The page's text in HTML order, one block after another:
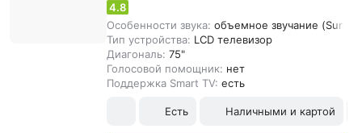
4.8
Особенности звука: объемное звучание
Тип устройства: LCD телевизор
Диагональ: 75"
Голосовой помощник: нет
Поддержка Smart TV: есть
Есть Наличными и картой